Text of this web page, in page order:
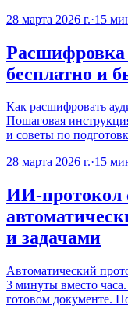
28 марта 2026 г.·15
Расшифровка
бесплатно и
Как расшифровать
Пошаговая
и советы по
28 марта 2026 г.·15
ИИ-протокол
и задачами
Автоматический
3 минуты вместо
готовом документе.